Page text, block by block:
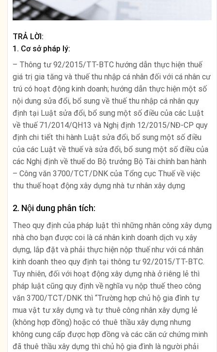
TRẢ LỜI:
1. Cơ sở pháp lý:
– Thông tư 92/2015/TT-BTC hướng dẫn thực hiện thuế
giá trị gia tăng và thuế thu nhập cá nhân đối với cá nhân cư
trú có hoạt động kinh doanh; hướng dẫn thực hiện một số
nội dung sửa đổi, bổ sung về thuế thu nhập cá nhân quy
định tại Luật sửa đổi, bổ sung một số điều của các Luật
về thuế 71/2014/QH13 và Nghị định 12/2015/NĐ-CP quy
định chi tiết thi hành Luật sửa đổi, bổ sung một số điều
của các Luật về thuế và sửa đổi, bổ sung một số điều của
các Nghị định về thuế do Bộ trưởng Bộ Tài chính ban hành
– Công văn 3700/TCT/DNK của Tổng cục Thuế về việc
thu thuế hoạt động xây dựng nhà tư nhân xây dựng
2. Nội dung phân tích:
Theo quy định của pháp luật thì những nhân công xây dựng
nhà cho bạn được coi là cá nhân kinh doanh dịch vụ xây
dựng, lắp đặt và phải thực hiện nộp thuế như với cá nhân
kinh doanh theo quy định tại thông tư 92/2015/TT-BTC.
Tuy nhiên, đối với hoạt động xây dựng nhà ở riêng lẻ thì
pháp luật cũng quy định về nghĩa vụ nộp thuế theo công
văn 3700/TCT/DNK thì “Trường hợp chủ hộ gia đình tự
mua vật tư xây dựng và tự thuê công nhân xây dựng lẻ
(không hợp đồng) hoặc có thuê thầu xây dựng nhưng
không cung cấp được hợp đồng và các căn cứ chứng minh
đã thuê thầu xây dựng thì chủ hộ gia đình là người phải